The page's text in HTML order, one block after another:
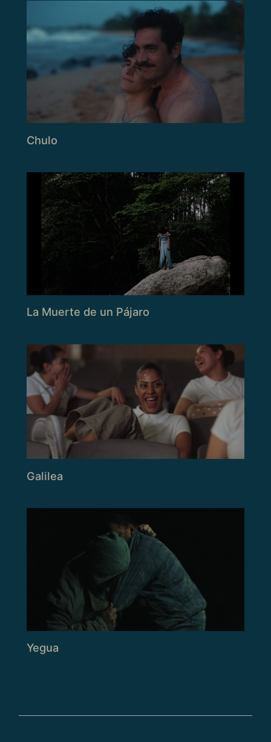
Chulo
La Muerte de un Pájaro
Galilea
Yegua